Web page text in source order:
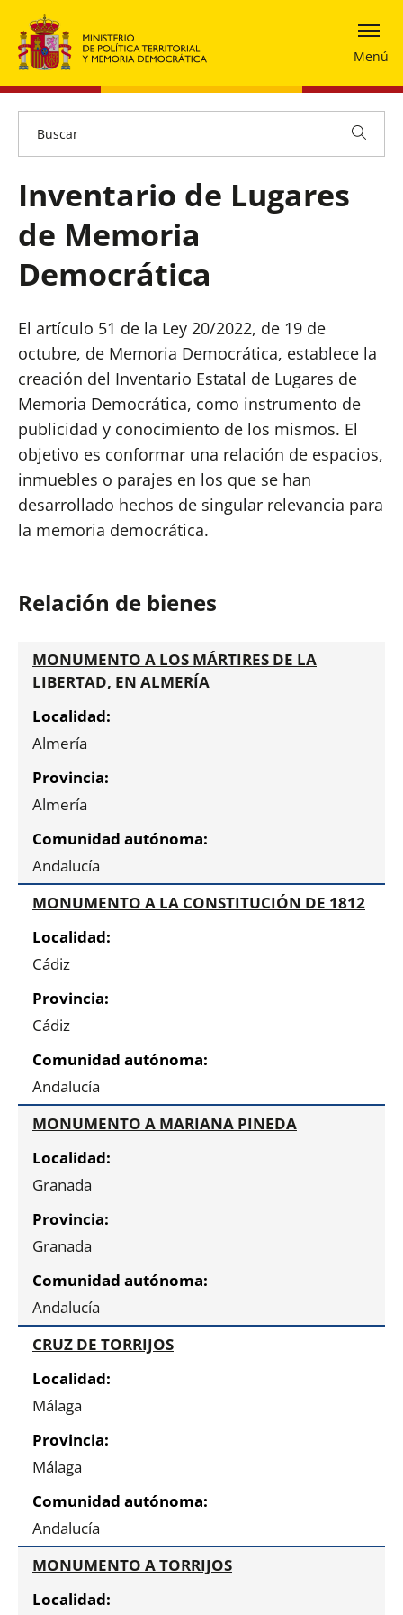
Menú
Inventario de Lugares
de Memoria
Democrática
El artículo 51 de la Ley 20/2022, de 19 de
octubre, de Memoria Democrática, establece la
creación del Inventario Estatal de Lugares de
Memoria Democrática, como instrumento de
publicidad y conocimiento de los mismos. El
objetivo es conformar una relación de espacios,
inmuebles o parajes en los que se han
desarrollado hechos de singular relevancia para
la memoria democrática.
Relación de bienes
MONUMENTO A LOS MÁRTIRES DE LA
LIBERTAD, EN ALMERÍA
Almería
Almería
Andalucía
MONUMENTO A LA CONSTITUCIÓN DE 1812
Cádiz
Cádiz
Andalucía
MONUMENTO A MARIANA PINEDA
Granada
Granada
Andalucía
CRUZ DE TORRIJOS
Málaga
Málaga
Andalucía
MONUMENTO A TORRIJOS